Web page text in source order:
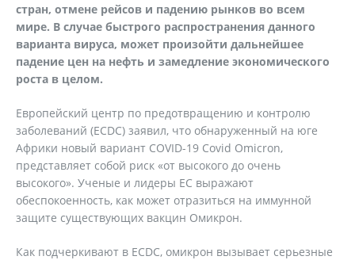
стран, отмене рейсов и падению рынков во всем
мире. В случае быстрого распространения данного
варианта вируса, может произойти дальнейшее
падение цен на нефть и замедление экономического
роста в целом.
Европейский центр по предотвращению и контролю
заболеваний (ECDC) заявил, что обнаруженный на юге
Африки новый вариант COVID-19 Covid Omicron,
представляет собой риск «от высокого до очень
высокого». Ученые и лидеры ЕС выражают
обеспокоенность, как может отразиться на иммунной
защите существующих вакцин Омикрон.
Как подчеркивают в ECDC, омикрон вызывает серьезные